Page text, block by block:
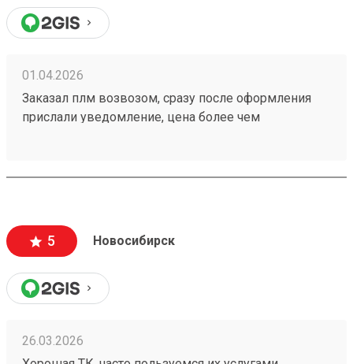
01.04.2026
Заказал плм возвозом, сразу после оформления
прислали уведомление, цена более чем
5 Новосибирск
26.03.2026